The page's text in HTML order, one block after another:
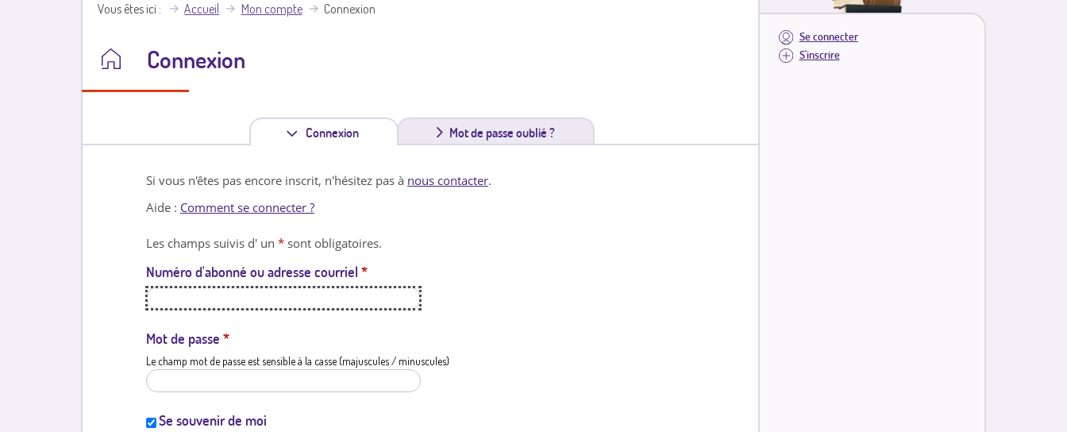
Se connecter
S'inscrire
Vous êtes ici Accueil Mon compte Connexion
Connexion
Connexion
n
l
e
Mot de passe oublié ?
Si vous n'êtes pas encore inscrit, n'hésitez pas à nous contacter.
Aide : Comment se connecter ?
Les champs suivis d' un * sont obligatoires.
Numéro d'abonné ou adresse courriel *
Mot de passe *
Le champ mot de passe est sensible à la casse (majuscules / minuscules)
Se souvenir de moi